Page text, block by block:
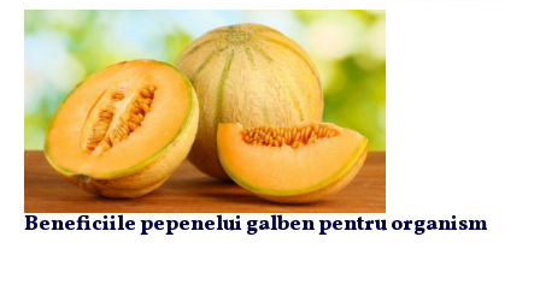
Beneficiile pepenelui galben pentru organism